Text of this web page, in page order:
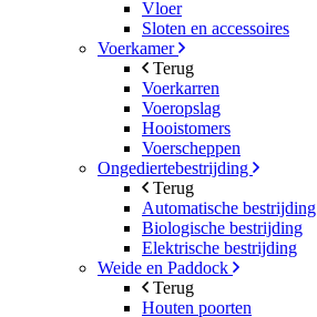
Vloer
Sloten en accessoires
Voerkamer
Terug
Voerkarren
Voeropslag
Hooistomers
Voerscheppen
Ongediertebestrijding
Terug
Automatische bestrijding
Biologische bestrijding
Elektrische bestrijding
Weide en Paddock
Terug
Houten poorten